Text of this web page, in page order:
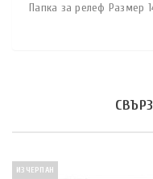
Папка за релеф Размер
ИЗЧЕРПАН